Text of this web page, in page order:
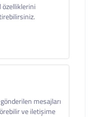
özelliklerini
mesajları
ve iletişime